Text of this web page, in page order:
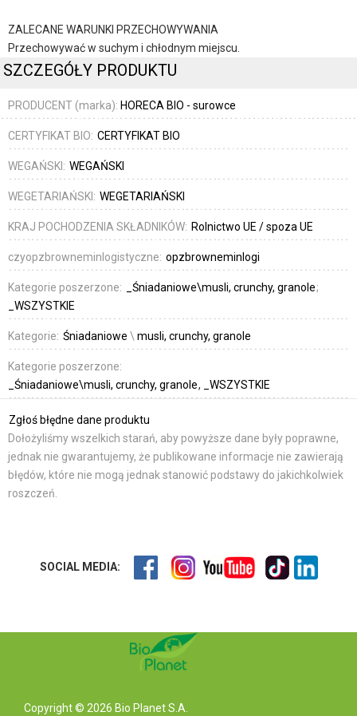
ZALECANE WARUNKI PRZECHOWYWANIA
Przechowywać w suchym i chłodnym miejscu.
SZCZEGÓŁY PRODUKTU
PRODUCENT (marka): HORECA BIO - surowce
CERTYFIKAT BIO: CERTYFIKAT BIO
WEGAŃSKI: WEGAŃSKI
WEGETARIAŃSKI: WEGETARIAŃSKI
KRAJ POCHODZENIA SKŁADNIKÓW: Rolnictwo UE / spoza UE
czyopzbrowneminlogistyczne: opzbrowneminlogi
Kategorie poszerzone:
_Śniadaniowe\musli, crunchy, granole
_WSZYSTKIE
Kategorie: Śniadaniowe \ musli, crunchy, granole
Kategorie poszerzone:
_Śniadaniowe\musli, crunchy, granole
_WSZYSTKIE
Zgłoś błędne dane produktu
Dołożyliśmy wszelkich starań, aby powyższe dane były poprawne,
jednak nie gwarantujemy, że publikowane informacje nie zawierają
błędów, które nie mogą jednak stanowić podstawy do jakichkolwiek
roszczeń.
SOCIAL MEDIA:
Copyright © 2026 Bio Planet S.A.